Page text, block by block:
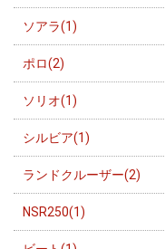
ソアラ(1)
ポロ(2)
ソリオ(1)
シルビア(1)
ランドクルーザー(2)
NSR250(1)